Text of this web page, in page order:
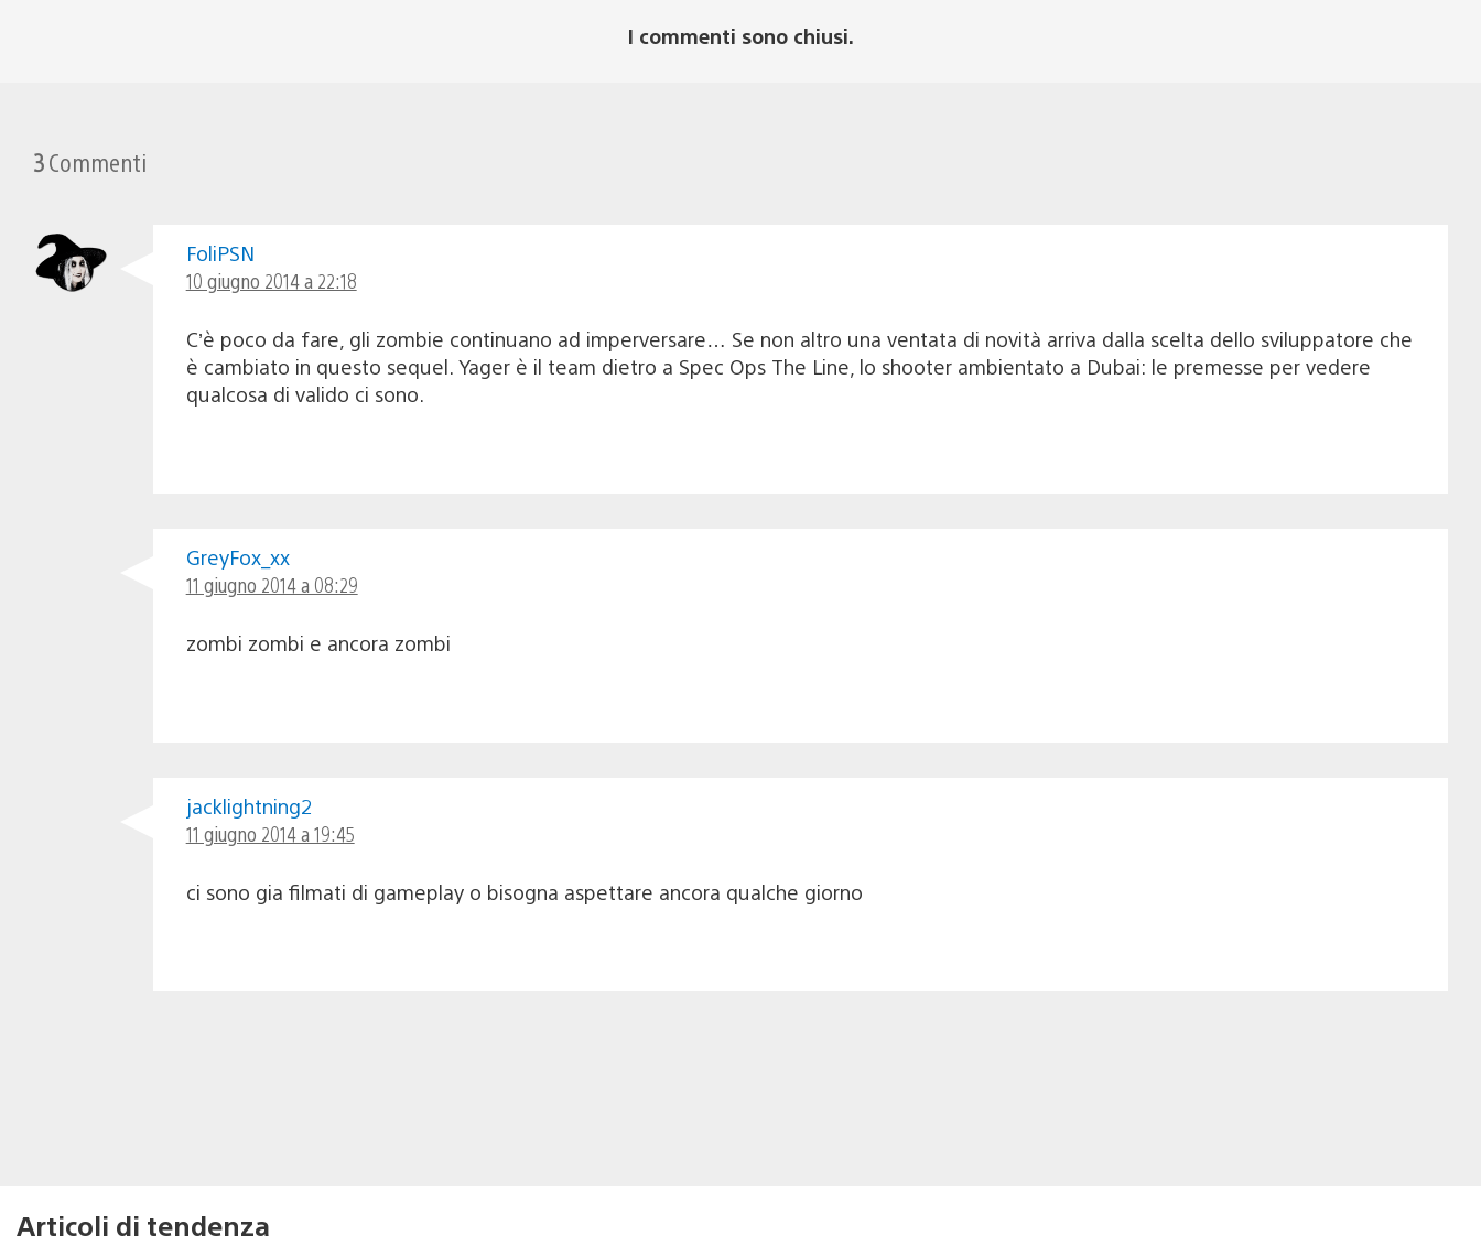
I commenti sono chiusi.
3Commenti
FoliPSN
10 giugno 2014 a 22:18
C’è poco da fare, gli zombie continuano ad imperversare… Se non altro una ventata di novità arriva dalla scelta dello sviluppatore che
è cambiato in questo sequel. Yager è il team dietro a Spec Ops The Line, lo shooter ambientato a Dubai: le premesse per vedere
qualcosa di valido ci sono.
GreyFox_xx
11 giugno 2014 a 08:29
zombi zombi e ancora zombi
jacklightning2
11 giugno 2014 a 19:45
ci sono gia filmati di gameplay o bisogna aspettare ancora qualche giorno
Articoli di tendenza